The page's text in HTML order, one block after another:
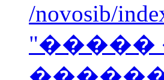
/novosib/
"�����